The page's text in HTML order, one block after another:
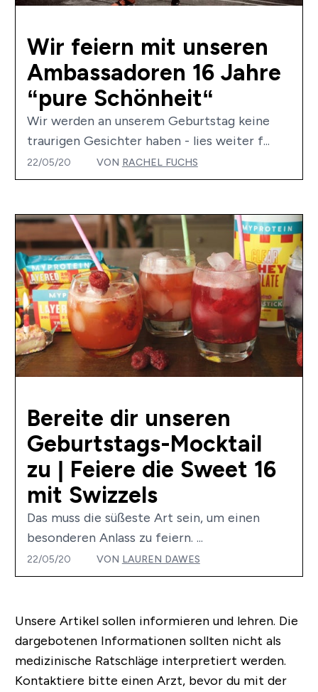
Wir feiern mit unseren
Ambassadoren 16 Jahre
“pure Schönheit“
Wir werden an unserem Geburtstag keine
traurigen Gesichter haben - lies weiter f...
22/05/20 VON RACHEL FUCHS
Bereite dir unseren
Geburtstags-Mocktail
zu | Feiere die Sweet 16
mit Swizzels
Das muss die süßeste Art sein, um einen
besonderen Anlass zu feiern. ...
22/05/20 VON LAUREN DAWES
Unsere Artikel sollen informieren und lehren. Die
dargebotenen Informationen sollten nicht als
medizinische Ratschläge interpretiert werden.
Kontaktiere bitte einen Arzt, bevor du mit der